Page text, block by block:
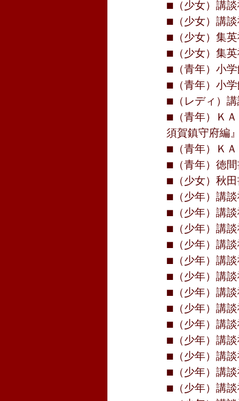
■（少女）講談
■（少女）講談
■（少女）集
■（少女）集
■（青年）小
■（青年）小学
■（レディ）講
■（青年）Ｋ
須賀鎮守府編
■（青年）Ｋ
■（青年）徳間
■（少女）秋
■（少年）講談
■（少年）講談
■（少年）講談
■（少年）講談
■（少年）講談
■（少年）講談
■（少年）講談
■（少年）講談
■（少年）講談
■（少年）講談
■（少年）講談
■（少年）講談
■（少年）講談